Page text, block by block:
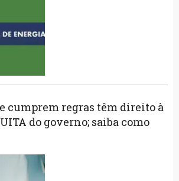
cumprem regras têm direito à
do governo; saiba como